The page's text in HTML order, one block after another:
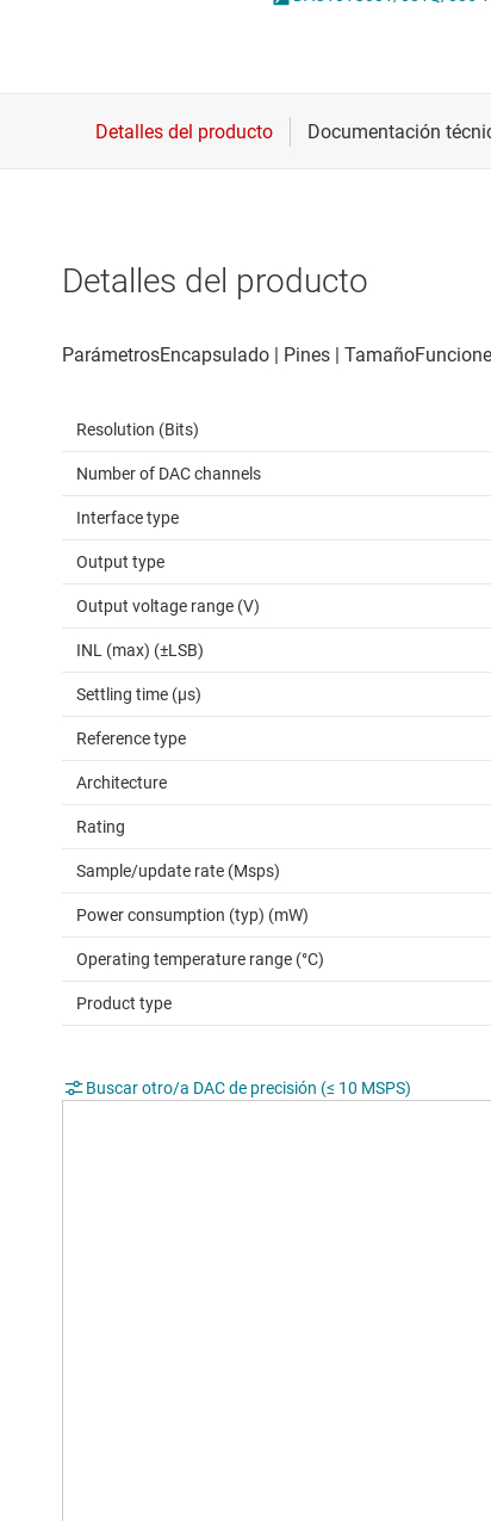
Conectividad inalámbrica
Detalles del producto
Resolution (Bits)
Number of DAC channels
Interface type
Output type
Output voltage range (V)
INL (max) (±LSB)
Settling time (µs)
Reference type
Architecture
Rating
Sample/update rate (Msps)
Power consumption (typ) (mW)
Operating temperature range (°C)
Product type
Buscar otro/a DAC de precisión (≤ 10 MSPS)